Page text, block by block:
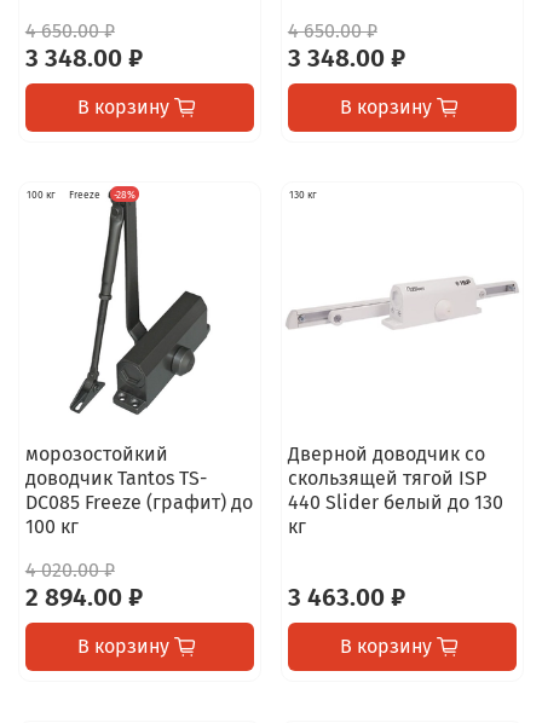
4 650.00 ₽
3 348.00 ₽
В корзину
4 650.00 ₽
3 348.00 ₽
В корзину
100 кг Freeze -28%
морозостойкий
доводчик Tantos TS-
DC085 Freeze (графит) до
100 кг
4 020.00 ₽
2 894.00 ₽
В корзину
130 кг
Дверной доводчик со
скользящей тягой ISP
440 Slider белый до 130
кг
3 463.00 ₽
В корзину